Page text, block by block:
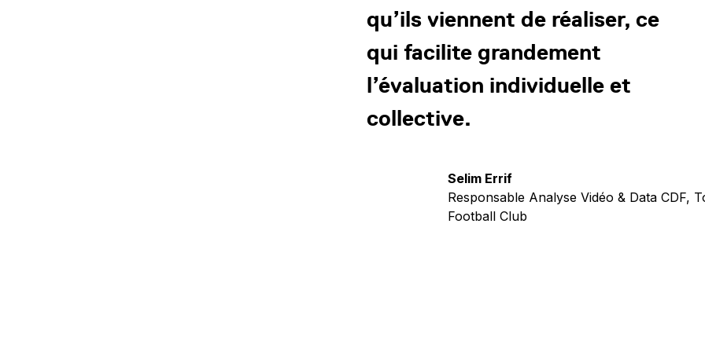
qu’ils viennent de réaliser, ce
qui facilite grandement
l’évaluation individuelle et
collective.
Selim Errif
Responsable Analyse Vidéo & Data CDF,
Football Club